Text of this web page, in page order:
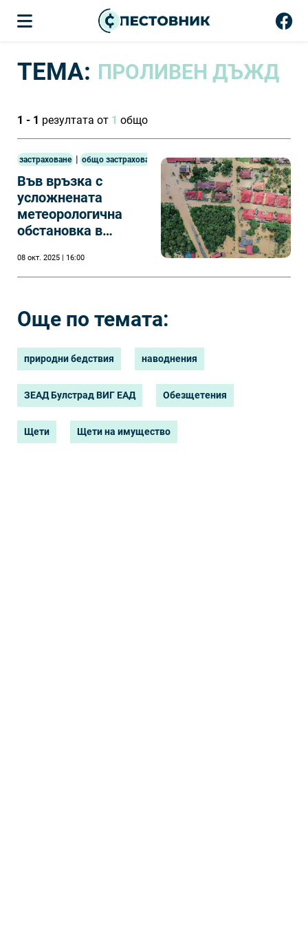
ТЕМА: ПРОЛИВЕН ДЪЖД
1 - 1 резултата от 1 общо
застраховане | общо застраховане
Във връзка с
усложнената
метеорологична
обстановка в
информация от
ЗЕАД Булстрад ВИГ
08 окт. 2025 | 16:00
Още по темата:
природни бедствия наводнения
ЗЕАД Булстрад ВИГ ЕАД Обезщетения
Щети Щети на имущество